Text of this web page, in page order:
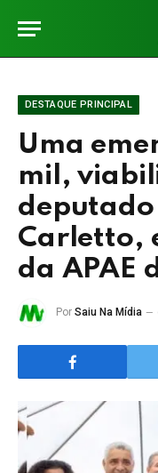
DESTAQUE PRINCIPAL
Uma
mil,
Carletto,
da APAE
Por Saiu Na Mídia